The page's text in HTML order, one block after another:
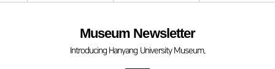
Museum Newsletter
Introducing Hanyang University Museum.